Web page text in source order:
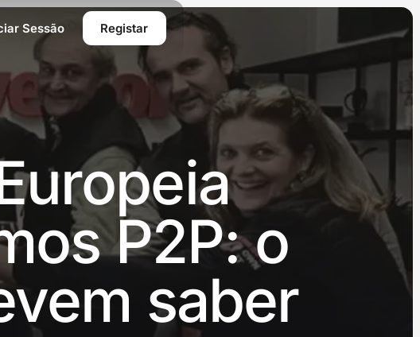
Sessão Registar
P2P: o
saber